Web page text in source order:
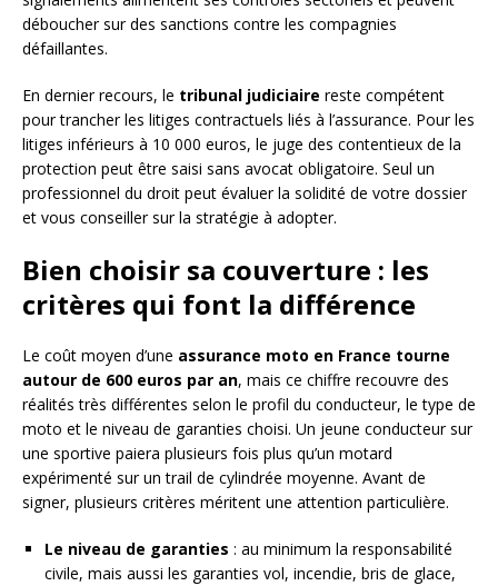
déboucher sur des sanctions contre les compagnies
défaillantes.
En dernier recours, le tribunal judiciaire reste compétent
pour trancher les litiges contractuels liés à l’assurance. Pour les
litiges inférieurs à 10 000 euros, le juge des contentieux de la
protection peut être saisi sans avocat obligatoire. Seul un
professionnel du droit peut évaluer la solidité de votre dossier
et vous conseiller sur la stratégie à adopter.
Bien choisir sa couverture : les
critères qui font la différence
Le coût moyen d’une assurance moto en France tourne
autour de 600 euros par an, mais ce chiffre recouvre des
réalités très différentes selon le profil du conducteur, le type de
moto et le niveau de garanties choisi. Un jeune conducteur sur
une sportive paiera plusieurs fois plus qu’un motard
expérimenté sur un trail de cylindrée moyenne. Avant de
signer, plusieurs critères méritent une attention particulière.
Le niveau de garanties : au minimum la responsabilité
civile, mais aussi les garanties vol, incendie, bris de glace,